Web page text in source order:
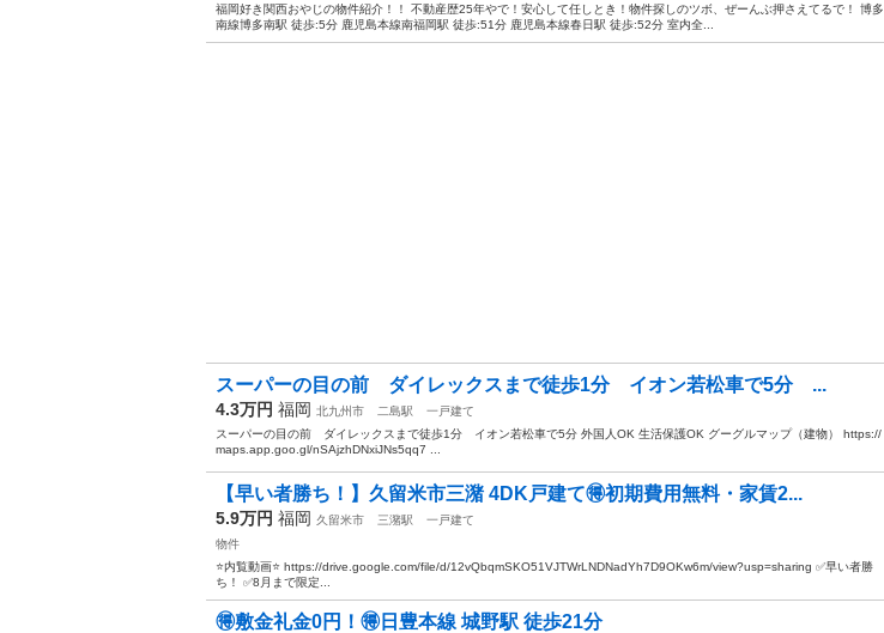
福岡好き関西おやじの物件紹介！！ 不動産歴25年やで！安心して任しとき！物件探しのツボ、ぜーんぶ押さえてるで！ 博多
南線博多南駅 徒歩:5分 鹿児島本線南福岡駅 徒歩:51分 鹿児島本線春日駅 徒歩:52分 室内全...
スーパーの目の前 ダイレックスまで徒歩1分 イオン若松車で5分 ...
4.3万円 福岡 北九州市 二島駅
一戸建て
スーパーの目の前 ダイレックスまで徒歩1分 イオン若松車で5分 外国人OK 生活保護OK グーグルマップ（建物） https://
maps.app.goo.gl/nSAjzhDNxiJNs5qq7 ...
【早い者勝ち！】久留米市三潴 4DK戸建て🉐初期費用無料・家賃2...
5.9万円 福岡 久留米市 三潴駅
一戸建て
物件
⭐️内覧動画⭐️ https://drive.google.com/file/d/12vQbqmSKO51VJTWrLNDNadYh7D9OKw6m/view?usp=sharing ✅早い者勝
ち！ ✅8月まで限定...
🉐敷金礼金0円！🉐日豊本線 城野駅 徒歩21分